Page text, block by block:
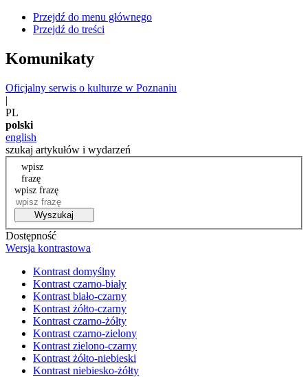
Przejdź do menu głównego
Przejdź do treści
Komunikaty
Oficjalny serwis o kulturze w Poznaniu
|
PL
polski
english
szukaj artykułów i wydarzeń
wpisz
frazę
wpisz frazę
Wyszukaj
Dostępność
Wersja kontrastowa
Kontrast domyślny
Kontrast czarno-biały
Kontrast biało-czarny
Kontrast żółto-czarny
Kontrast czarno-żółty
Kontrast czarno-zielony
Kontrast zielono-czarny
Kontrast żółto-niebieski
Kontrast niebiesko-żółty